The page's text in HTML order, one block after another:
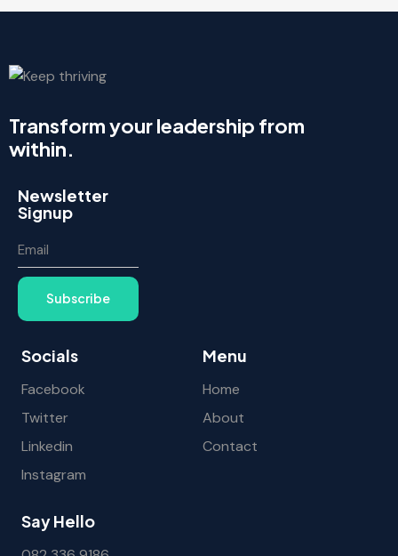
Transform your leadership from
within.
Newsletter
Signup
Subscribe
Socials
Facebook
Twitter
Linkedin
Instagram
Menu
Home
About
Contact
Say Hello